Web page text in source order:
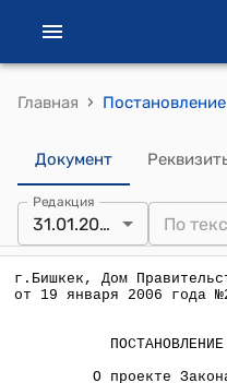
Главная ›
Документ
Редакция
31.01.2006